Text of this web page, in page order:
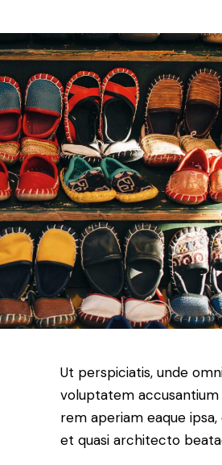
Ut perspiciatis, unde
voluptatem
rem aperiam eaque
et quasi architecto